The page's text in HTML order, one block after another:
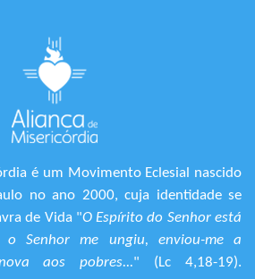
é um Movimento Eclesial nascido
no ano 2000, cuja identidade se
de Vida "O Espírito do Senhor está
o Senhor me ungiu, enviou-me a
aos pobres..." (Lc 4,18-19).